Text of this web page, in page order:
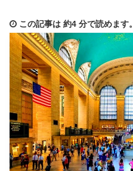
この記事は 約4 分で読めます。